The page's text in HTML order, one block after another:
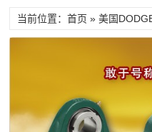
当前位置：首页 » 美国